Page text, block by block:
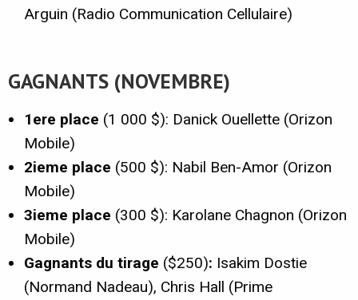
Arguin (Radio Communication Cellulaire)
GAGNANTS (NOVEMBRE)
1ere place (1 000 $): Danick Ouellette (Orizon
Mobile)
2ieme place (500 $): Nabil Ben-Amor (Orizon
Mobile)
3ieme place (300 $): Karolane Chagnon (Orizon
Mobile)
Gagnants du tirage ($250): Isakim Dostie
(Normand Nadeau), Chris Hall (Prime